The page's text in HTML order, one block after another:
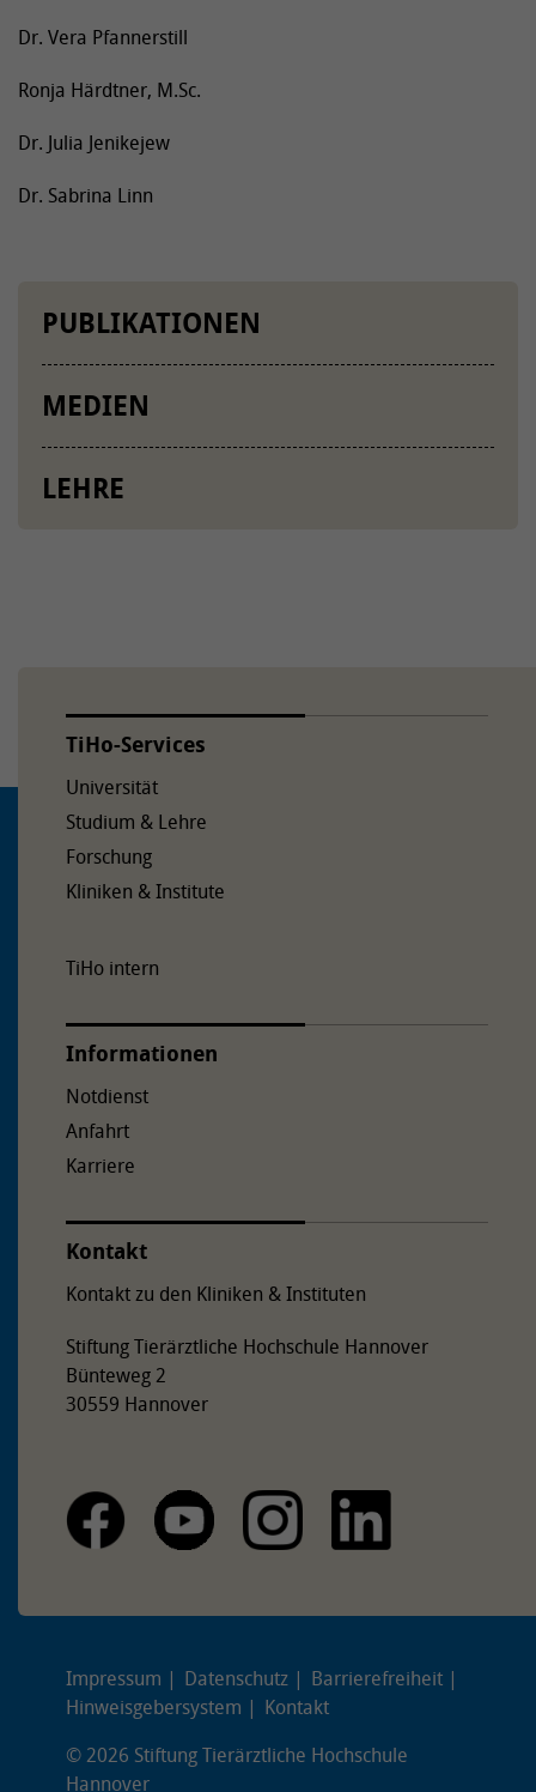
Dr. Vera Pfannerstill
Ronja Härdtner, M.Sc.
Dr. Julia Jenikejew
Dr. Sabrina Linn
PUBLIKATIONEN
MEDIEN
LEHRE
TiHo-Services
Universität
Studium & Lehre
Forschung
Kliniken & Institute
TiHo intern
Informationen
Notdienst
Anfahrt
Karriere
Kontakt
Kontakt zu den Kliniken & Instituten
Stiftung Tierärztliche Hochschule Hannover
Bünteweg 2
30559 Hannover
Impressum Datenschutz
Barrierefreiheit
Hinweisgebersystem
Kontakt
© 2026 Stiftung Tierärztliche Hochschule
Hannover